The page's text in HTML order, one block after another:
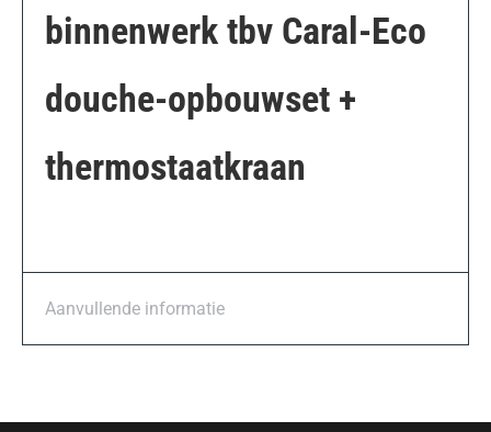
binnenwerk tbv Caral-Eco
douche-opbouwset +
thermostaatkraan
Aanvullende informatie